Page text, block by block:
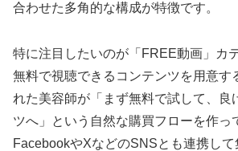
合わせた多角的な構成が特徴です。
特に注目したいのが「FREE動画」カ
無料で視聴できるコンテンツを用意す
れた美容師が「まず無料で試して、良
ツへ」という自然な購買フローを作っ
FacebookやXなどのSNSとも連携して